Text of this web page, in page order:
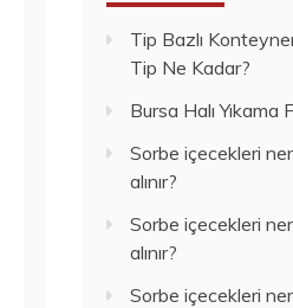
Tip Bazlı
Tip Ne Kadar?
Bursa Halı Yıkama
Sorbe içecekleri
alınır?
Sorbe içecekleri
alınır?
Sorbe içecekleri